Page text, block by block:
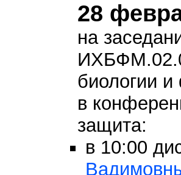
28
на
биологии
в
защита:
в 10:00